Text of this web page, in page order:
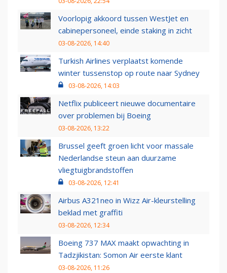
Voorlopig akkoord tussen WestJet en
cabinepersoneel, einde staking in zicht
03-08-2026, 14:40
Turkish Airlines verplaatst komende
winter tussenstop op route naar Sydney
03-08-2026, 14:03
Netflix publiceert nieuwe documentaire
over problemen bij Boeing
03-08-2026, 13:22
Brussel geeft groen licht voor massale
Nederlandse steun aan duurzame
vliegtuigbrandstoffen
03-08-2026, 12:41
Airbus A321neo in Wizz Air-kleurstelling
beklad met graffiti
03-08-2026, 12:34
Boeing 737 MAX maakt opwachting in
Tadzjikistan: Somon Air eerste klant
03-08-2026, 11:26